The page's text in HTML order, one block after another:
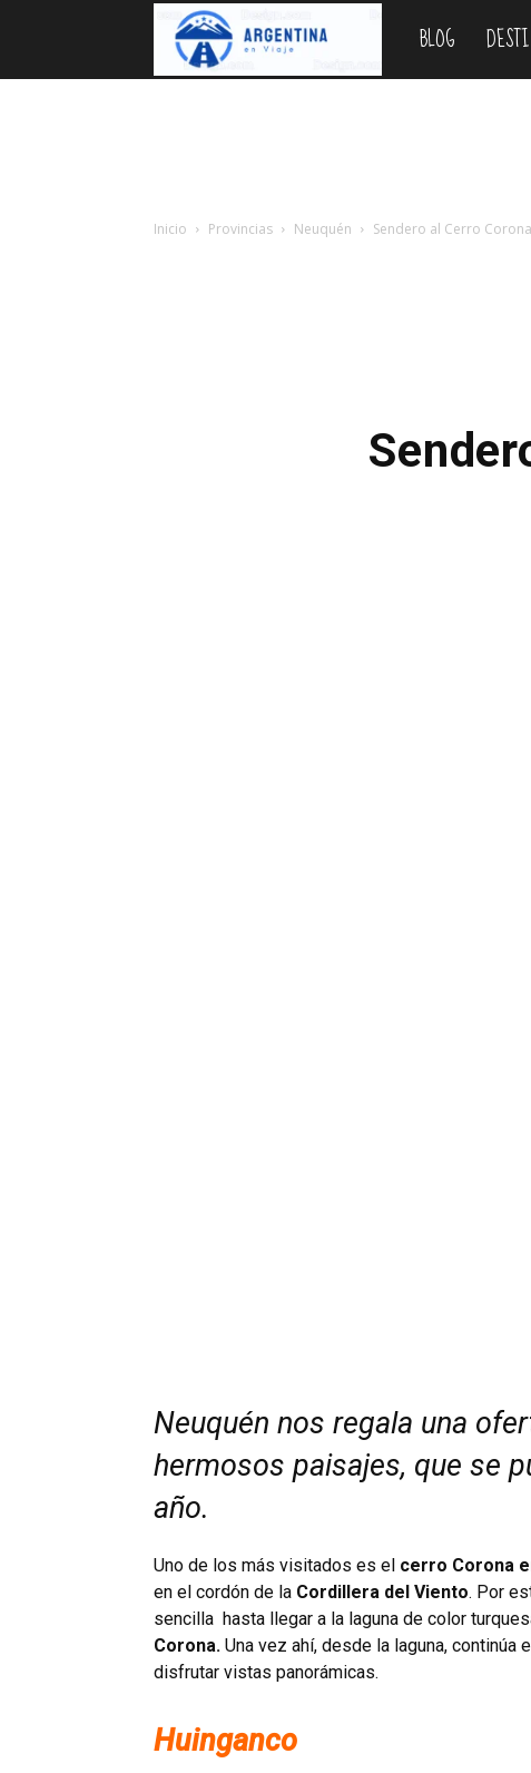
Argentina
BLOG
Inicio Provincias Neuquén Sendero al Cerro
Neuquén nos regala una
hermosos paisajes, que se
año.
Uno de los más visitados es el cerro Corona
en el cordón de la Cordillera del Viento. Por
sencilla hasta llegar a la laguna de color
Corona. Una vez ahí, desde la laguna, continúa
disfrutar vistas panorámicas.
Huinganco